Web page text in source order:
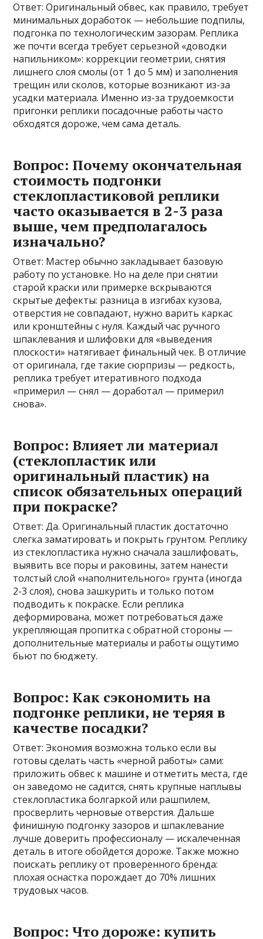
Ответ: Оригинальный обвес, как правило, требует
минимальных доработок — небольшие подпилы,
подгонка по технологическим зазорам. Реплика
же почти всегда требует серьезной «доводки
напильником»: коррекции геометрии, снятия
лишнего слоя смолы (от 1 до 5 мм) и заполнения
трещин или сколов, которые возникают из-за
усадки материала. Именно из-за трудоемкости
пригонки реплики посадочные работы часто
обходятся дороже, чем сама деталь.
Вопрос: Почему окончательная
стоимость подгонки
стеклопластиковой реплики
часто оказывается в 2-3 раза
выше, чем предполагалось
изначально?
Ответ: Мастер обычно закладывает базовую
работу по установке. Но на деле при снятии
старой краски или примерке вскрываются
скрытые дефекты: разница в изгибах кузова,
отверстия не совпадают, нужно варить каркас
или кронштейны с нуля. Каждый час ручного
шпаклевания и шлифовки для «выведения
плоскости» натягивает финальный чек. В отличие
от оригинала, где такие сюрпризы — редкость,
реплика требует итеративного подхода
«примерил — снял — доработал — примерил
снова».
Вопрос: Влияет ли материал
(стеклопластик или
оригинальный пластик) на
список обязательных операций
при покраске?
Ответ: Да. Оригинальный пластик достаточно
слегка заматировать и покрыть грунтом. Реплику
из стеклопластика нужно сначала зашлифовать,
выявить все поры и раковины, затем нанести
толстый слой «наполнительного» грунта (иногда
2-3 слоя), снова зашкурить и только потом
подводить к покраске. Если реплика
деформирована, может потребоваться даже
укрепляющая пропитка с обратной стороны —
дополнительные материалы и работы ощутимо
бьют по бюджету.
Вопрос: Как сэкономить на
подгонке реплики, не теряя в
качестве посадки?
Ответ: Экономия возможна только если вы
готовы сделать часть «черной работы» сами:
приложить обвес к машине и отметить места, где
он заведомо не садится, снять крупные наплывы
стеклопластика болгаркой или рашпилем,
просверлить черновые отверстия. Дальше
финишную подгонку зазоров и шпаклевание
лучше доверить профессионалу — искалеченная
деталь в итоге обойдется дороже. Также можно
поискать реплику от проверенного бренда:
плохая оснастка порождает до 70% лишних
трудовых часов.
Вопрос: Что дороже: купить